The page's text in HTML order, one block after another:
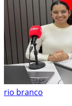
rio branco